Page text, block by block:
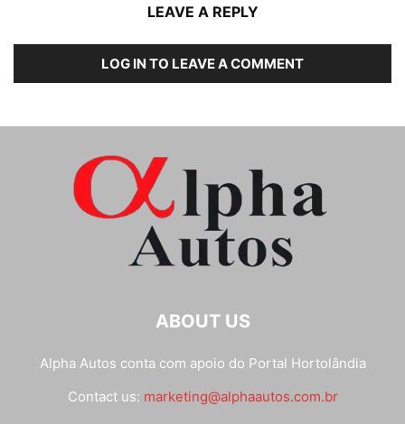
LEAVE A REPLY
LOG IN TO LEAVE A COMMENT
ABOUT US
Alpha Autos conta com apoio do Portal Hortolândia
Contact us: marketing@alphaautos.com.br